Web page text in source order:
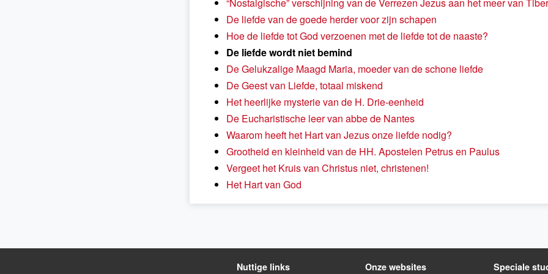
De liefde van de goede herder voor zijn schapen
Hoe de liefde tot God verzoenen met de liefde tot de naaste?
De liefde wordt niet bemind
De Gelukzalige Maagd Maria, moeder van de schone liefde
De Geest van Liefde, totaal miskend
Het heerlijke mysterie van de H. Drie-eenheid
De Eucharistische leer van abbe de Nantes
Waarom heeft het Hart van Jezus onze liefde nodig?
Grootheid en kleinheid van de HH. Apostelen Petrus en Paulus
Vergeet het Kruis van Christus niet, christenen!
Het Hart van God
Nuttige links Onze websites Speciale